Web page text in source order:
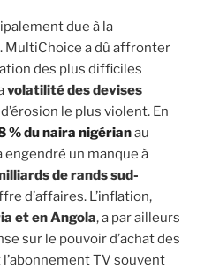
due à la
MultiChoice a dû affronter
des plus difficiles
volatilité des devises
le plus violent. En
% du naira nigérianau
un manque à
de rands sud-
d’affaires. L’inflation,
et en Angola, a par ailleurs
sur le pouvoir d’achat des
TV souvent